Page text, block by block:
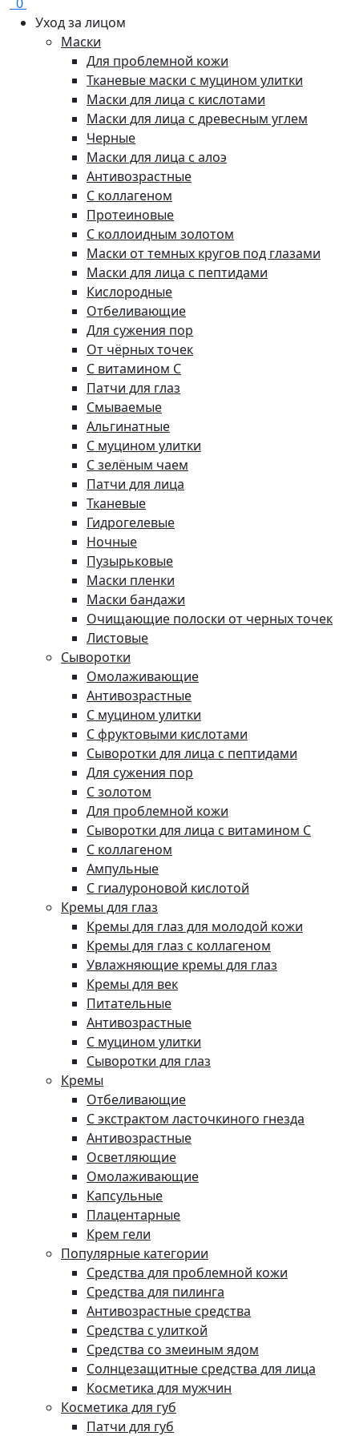
Уход за лицом
Маски
Для проблемной кожи
Тканевые маски с муцином улитки
Маски для лица с кислотами
Маски для лица с древесным углем
Черные
Маски для лица с алоэ
Антивозрастные
С коллагеном
Протеиновые
С коллоидным золотом
Маски от темных кругов под глазами
Маски для лица с пептидами
Кислородные
Отбеливающие
Для сужения пор
От чёрных точек
С витамином C
Патчи для глаз
Смываемые
Альгинатные
С муцином улитки
С зелёным чаем
Патчи для лица
Тканевые
Гидрогелевые
Ночные
Пузырьковые
Маски пленки
Маски бандажи
Очищающие полоски от черных точек
Листовые
Сыворотки
Омолаживающие
Антивозрастные
С муцином улитки
С фруктовыми кислотами
Сыворотки для лица с пептидами
Для сужения пор
С золотом
Для проблемной кожи
Сыворотки для лица с витамином C
С коллагеном
Ампульные
С гиалуроновой кислотой
Кремы для глаз
Кремы для глаз для молодой кожи
Кремы для глаз с коллагеном
Увлажняющие кремы для глаз
Кремы для век
Питательные
Антивозрастные
С муцином улитки
Сыворотки для глаз
Кремы
Отбеливающие
С экстрактом ласточкиного гнезда
Антивозрастные
Осветляющие
Омолаживающие
Капсульные
Плацентарные
Крем гели
Популярные категории
Средства для проблемной кожи
Средства для пилинга
Антивозрастные средства
Средства с улиткой
Средства со змеиным ядом
Солнцезащитные средства для лица
Косметика для мужчин
Косметика для губ
Патчи для губ